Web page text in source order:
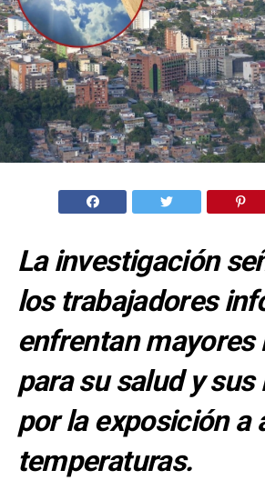
La investigación
los trabajadores
enfrentan mayores
para su salud y sus
por la exposición a
temperaturas.